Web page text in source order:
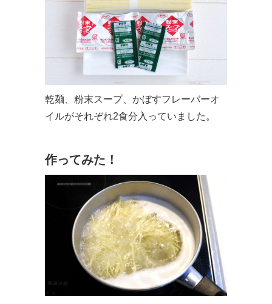
乾麺、粉末スープ、かぼすフレーバーオ
イルがそれぞれ2食分入っていました。
作ってみた！